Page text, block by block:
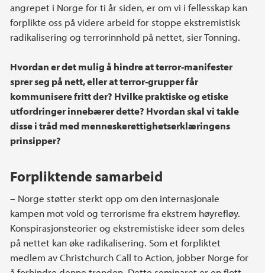
angrepet i Norge for ti år siden, er om vi i fellesskap kan
forplikte oss på videre arbeid for stoppe ekstremistisk
radikalisering og terrorinnhold på nettet, sier Tonning.
Hvordan er det mulig å hindre at terror-manifester
sprer seg på nett, eller at terror-grupper får
kommunisere fritt der? Hvilke praktiske og etiske
utfordringer innebærer dette? Hvordan skal vi takle
disse i tråd med menneskerettighetserklæringens
prinsipper?
Forpliktende samarbeid
– Norge støtter sterkt opp om den internasjonale
kampen mot vold og terrorisme fra ekstrem høyrefløy.
Konspirasjonsteorier og ekstremistiske ideer som deles
på nettet kan øke radikalisering. Som et forpliktet
medlem av Christchurch Call to Action, jobber Norge for